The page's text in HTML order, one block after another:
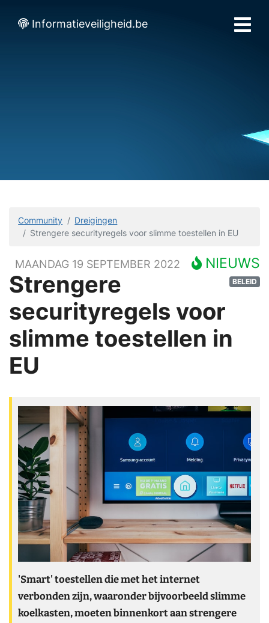
Informatieveiligheid.be
Community
Dreigingen
Strengere securityregels voor slimme toestellen in EU
NIEUWS
BELEID
MAANDAG 19 SEPTEMBER 2022
Strengere
securityregels voor
slimme toestellen in
EU
'Smart' toestellen die met het internet
verbonden zijn, waaronder bijvoorbeeld slimme
koelkasten, moeten binnenkort aan strengere